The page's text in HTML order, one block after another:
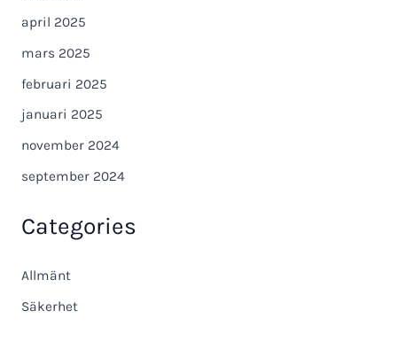
april 2025
mars 2025
februari 2025
januari 2025
november 2024
september 2024
Categories
Allmänt
Säkerhet